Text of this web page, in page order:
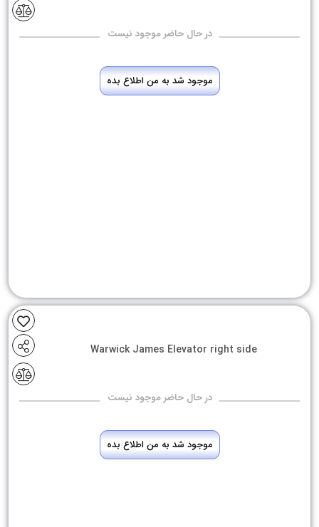
در حال حاضر موجود نیست
موجود شد به من اطلاع بده
Warwick James Elevator right side
در حال حاضر موجود نیست
موجود شد به من اطلاع بده